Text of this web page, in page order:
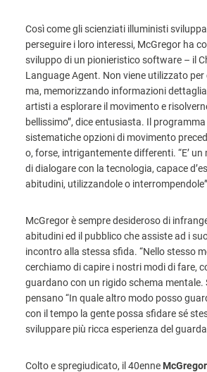
Così come gli scienziati illuministi
perseguire i loro interessi, McGregor ha
sviluppo di un pionieristico software – il
Language Agent. Non viene utilizzato
ma, memorizzando informazioni
artisti a esplorare il movimento e
bellissimo”, dice entusiasta. Il
sistematiche opzioni di movimento
o, forse, intrigantemente differenti. “E’
di dialogare con la tecnologia, capace
abitudini, utilizzandole o
McGregor è sempre desideroso di
abitudini ed il pubblico che assiste ad i
incontro alla stessa sfida. “Nello stesso
cerchiamo di capire i nostri modi di fare,
guardano con un rigido schema mentale.
pensano “In quale altro modo posso
con il tempo la gente possa sfidare sé
sviluppare più ricca esperienza del
Colto e spregiudicato, il 40enne McGregor